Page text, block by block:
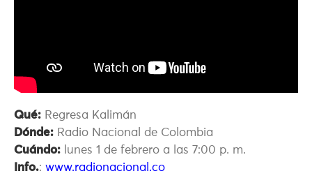
Qué: Regresa Kalimán
Dónde: Radio Nacional de Colombia
Cuándo: lunes 1 de febrero a las 7:00 p. m.
Info.: www.radionacional.co